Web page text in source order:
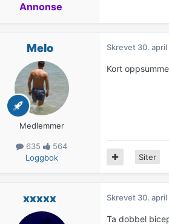
Annonse
Melo
Medlemmer
635
564
Loggbok
Skrevet 30. april
Kort
Siter
xxxxx Skrevet 30. april
Ta dobbel